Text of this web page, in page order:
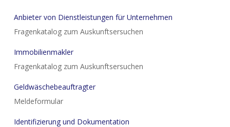
Anbieter von Dienstleistungen für Unternehmen
Fragenkatalog zum Auskunftsersuchen
Immobilienmakler
Fragenkatalog zum Auskunftsersuchen
Geldwäschebeauftragter
Meldeformular
Identifizierung und Dokumentation